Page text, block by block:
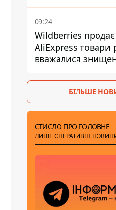
09:24
Wildberries
AliExpress товари
вважалися
БІЛЬШЕ
СТИСЛО ПРО ГОЛОВНЕ
ЛИШЕ ОПЕРАТИВНІ